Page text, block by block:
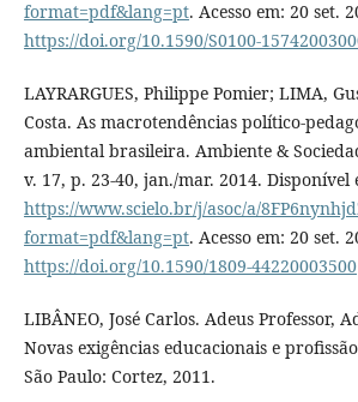
format=pdf&lang=pt. Acesso em: 20 set.
https://doi.org/10.1590/S0100-
LAYRARGUES, Philippe Pomier; LIMA,
Costa. As macrotendências político-
ambiental brasileira. Ambiente &
v. 17, p. 23-40, jan./mar. 2014. Disponível
https://www.scielo.br/j/asoc/a/
format=pdf&lang=pt. Acesso em: 20 set.
https://doi.org/10.1590/1809-44220003500
LIBÂNEO, José Carlos. Adeus Professor,
Novas exigências educacionais e
São Paulo: Cortez, 2011.